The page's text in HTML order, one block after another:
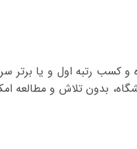
و کسب رتبه اول و یا برتر
بدون تلاش و مطالعه